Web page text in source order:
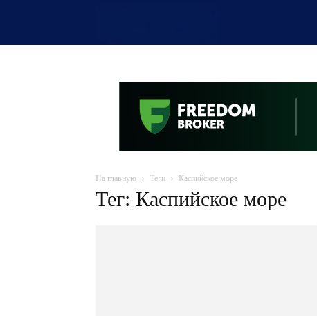
На главную Теги Каспийское море
Тег: Каспийское море